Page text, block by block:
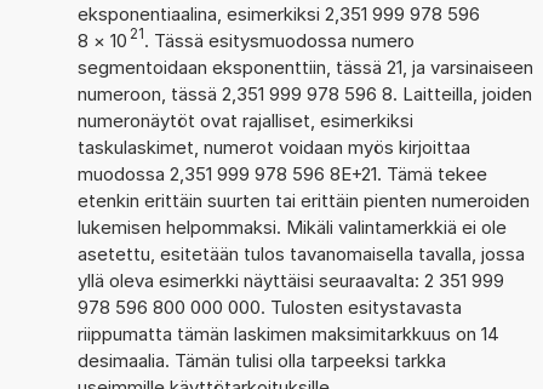
eksponentiaalina, esimerkiksi 2,351 999 978 596
8 × 10 21. Tässä esitysmuodossa numero
segmentoidaan eksponenttiin, tässä 21, ja varsinaiseen
numeroon, tässä 2,351 999 978 596 8. Laitteilla, joiden
numeronäytöt ovat rajalliset, esimerkiksi
taskulaskimet, numerot voidaan myös kirjoittaa
muodossa 2,351 999 978 596 8E+21. Tämä tekee
etenkin erittäin suurten tai erittäin pienten numeroiden
lukemisen helpommaksi. Mikäli valintamerkkiä ei ole
asetettu, esitetään tulos tavanomaisella tavalla, jossa
yllä oleva esimerkki näyttäisi seuraavalta: 2 351 999
978 596 800 000 000. Tulosten esitystavasta
riippumatta tämän laskimen maksimitarkkuus on 14
desimaalia. Tämän tulisi olla tarpeeksi tarkka